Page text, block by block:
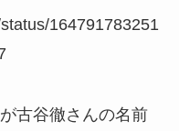
164791783251
古谷徹さんの名前